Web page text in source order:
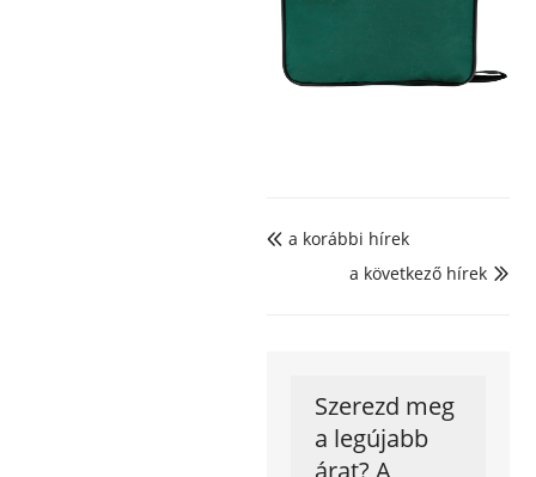
 a korábbi hírek

a következő hírek
Szerezd meg
a legújabb
árat? A